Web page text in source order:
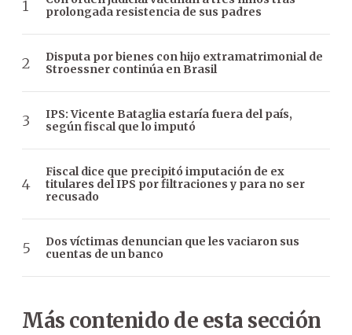
prolongada resistencia de sus padres
Disputa por bienes con hijo extramatrimonial de
Stroessner continúa en Brasil
IPS: Vicente Bataglia estaría fuera del país,
según fiscal que lo imputó
Fiscal dice que precipitó imputación de ex
titulares del IPS por filtraciones y para no ser
recusado
Dos víctimas denuncian que les vaciaron sus
cuentas de un banco
Más contenido de esta sección